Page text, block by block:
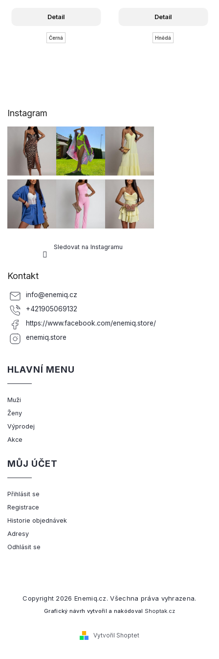
Detail
Černá
Detail
Hnědá
Instagram
Sledovat na Instagramu
Kontakt
info@enemiq.cz
+421905069132
https://www.facebook.com/enemiq.store/
enemiq.store
HLAVNÍ MENU
Muži
Ženy
Výprodej
Akce
MŮJ ÚČET
Přihlásit se
Registrace
Historie objednávek
Adresy
Odhlásit se
Vytvořil Shoptet
Copyright 2026 Enemiq.cz. Všechna práva vyhrazena.
Grafický návrh vytvořil a nakódoval Shoptak.cz